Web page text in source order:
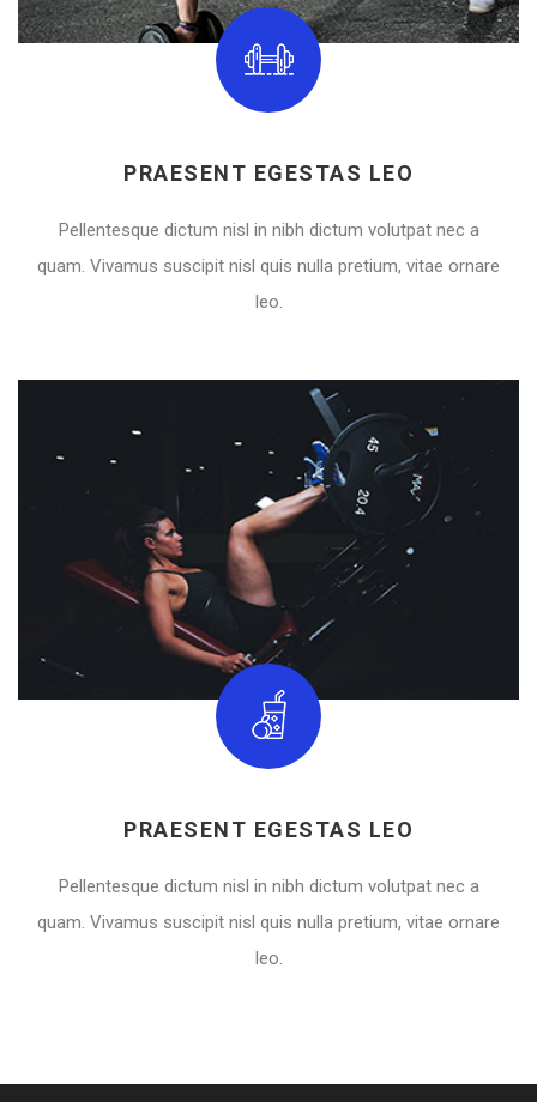
PRAESENT EGESTAS LEO
Pellentesque dictum nisl in nibh dictum volutpat nec a
quam. Vivamus suscipit nisl quis nulla pretium, vitae ornare
leo.
PRAESENT EGESTAS LEO
Pellentesque dictum nisl in nibh dictum volutpat nec a
quam. Vivamus suscipit nisl quis nulla pretium, vitae ornare
leo.